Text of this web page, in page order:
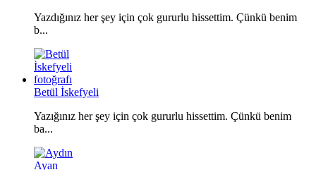
Yazdığınız her şey için çok gururlu hissettim. Çünkü benim
b...
Betül İskefyeli
Yazığınız her şey için çok gururlu hissettim. Çünkü benim
ba...